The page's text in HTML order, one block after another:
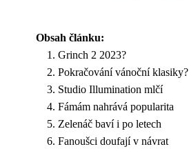
Obsah článku:
Grinch 2 2023?
Pokračování vánoční klasiky?
Studio Illumination mlčí
Fámám nahrává popularita
Zelenáč baví i po letech
Fanoušci doufají v návrat